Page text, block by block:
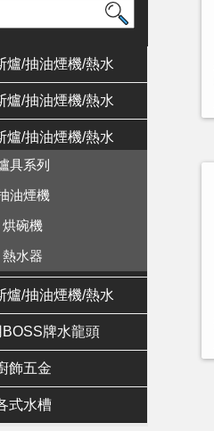
爐/抽油煙機/熱水
爐/抽油煙機/熱水
爐/抽油煙機/熱水
具系列
油煙機
烘碗機
熱水器
爐/抽油煙機/熱水
牌水龍頭
飾五金
式水槽